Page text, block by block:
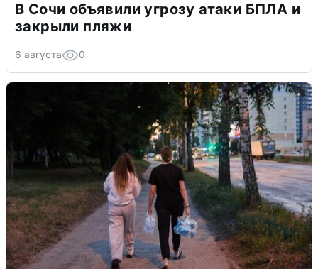
В Сочи объявили угрозу атаки БПЛА и
закрыли пляжи
6 августа 0